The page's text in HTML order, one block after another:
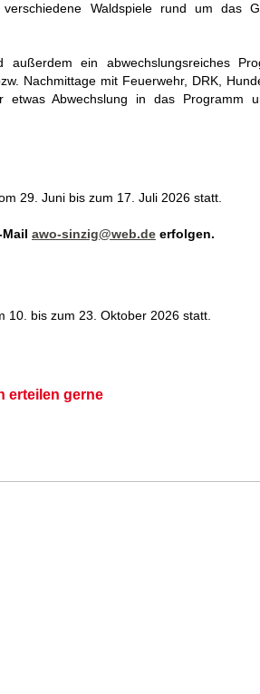
Waldspiele rund um das
außerdem ein abwechslungsreiches
Nachmittage mit Feuerwehr, DRK,
etwas Abwechslung in das Programm
29. Juni bis zum 17. Juli 2026 statt.
awo-sinzig@web.de erfolgen.
10. bis zum 23. Oktober 2026 statt.
erteilen gerne